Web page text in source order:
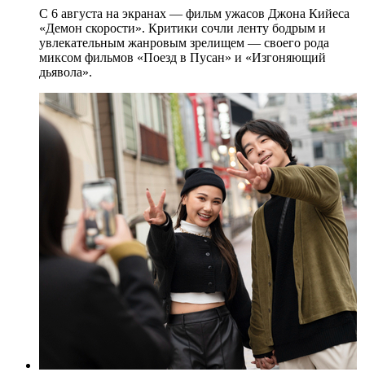
С 6 августа на экранах — фильм ужасов Джона Кийеса
«Демон скорости». Критики сочли ленту бодрым и
увлекательным жанровым зрелищeм — своего рода
миксом фильмов «Поезд в Пусан» и «Изгоняющий
дьявола».